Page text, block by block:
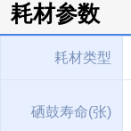
耗材参数
耗材类型
硒鼓寿命(张)